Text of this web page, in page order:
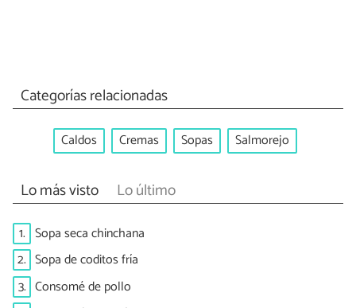
Categorías relacionadas
Caldos Cremas Sopas Salmorejo
Lo más visto Lo último
1. Sopa seca chinchana
2. Sopa de coditos fría
3. Consomé de pollo